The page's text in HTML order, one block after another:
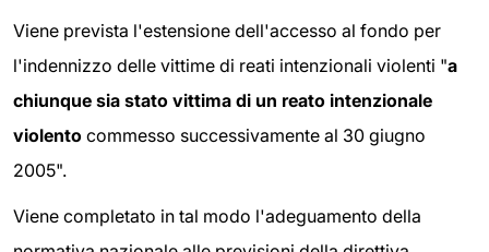
Viene prevista l'estensione dell'accesso al fondo per
l'indennizzo delle vittime di reati intenzionali violenti "a
chiunque sia stato vittima di un reato intenzionale
violento commesso successivamente al 30 giugno
2005".
Viene completato in tal modo l'adeguamento della